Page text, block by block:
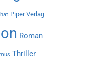
Piper Verlag
Roman
Thriller